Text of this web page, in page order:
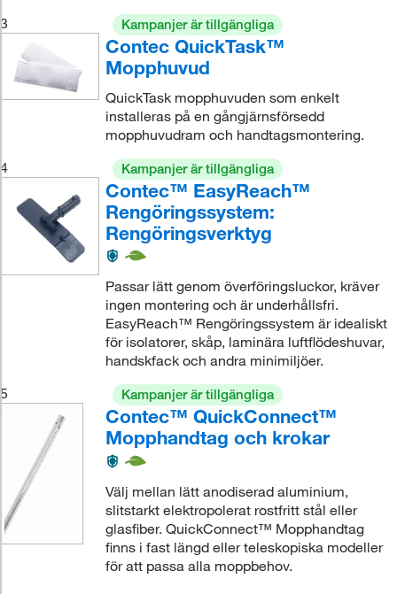
3
Kampanjer är tillgängliga
Contec QuickTask™
Mopphuvud
QuickTask mopphuvuden som enkelt
installeras på en gångjärnsförsedd
mopphuvudram och handtagsmontering.
4
Kampanjer är tillgängliga
Contec™ EasyReach™
Rengöringssystem:
Rengöringsverktyg
Passar lätt genom överföringsluckor, kräver
ingen montering och är underhållsfri.
EasyReach™ Rengöringssystem är idealiskt
för isolatorer, skåp, laminära luftflödeshuvar,
handskfack och andra minimiljöer.
5
Kampanjer är tillgängliga
Contec™ QuickConnect™
Mopphandtag och krokar
Välj mellan lätt anodiserad aluminium,
slitstarkt elektropolerat rostfritt stål eller
glasfiber. QuickConnect™ Mopphandtag
finns i fast längd eller teleskopiska modeller
för att passa alla moppbehov.